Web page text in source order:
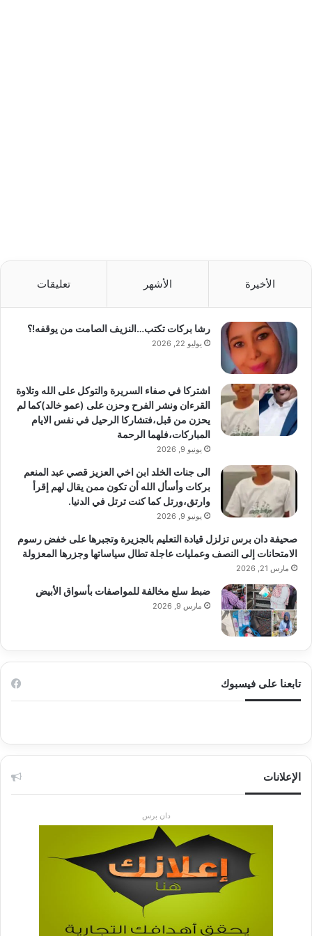
الأخيرة الأشهر تعليقات
رشا بركات تكتب…النزيف الصامت من يوقفه!؟
يوليو 22, 2026
اشتركا في صفاء السريرة والتوكل على الله وتلاوة
القرءان ونشر الفرح وحزن على (عمو خالد)كما لم
يحزن من قبل،فتشاركا الرحيل في نفس الايام
المباركات،فلهما الرحمة
يونيو 9, 2026
الى جنات الخلد ابن اخي العزيز قصي عبد المنعم
بركات وأسأل الله أن تكون ممن يقال لهم إقرأ
وارتق،ورتل كما كنت ترتل في الدنيا.
يونيو 9, 2026
صحيفة دان برس تزلزل قيادة التعليم بالجزيرة وتجبرها على خفض رسوم
الامتحانات إلى النصف وعمليات عاجلة تطال سياساتها وجزرها المعزولة
مارس 21, 2026
ضبط سلع مخالفة للمواصفات بأسواق الأبيض
مارس 9, 2026
تابعنا على فيسبوك
الإعلانات
دان برس